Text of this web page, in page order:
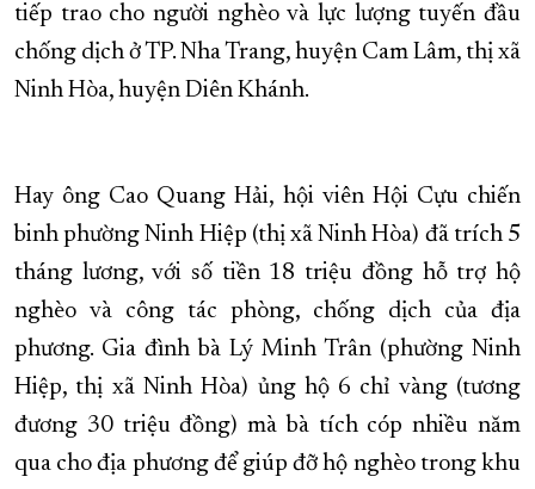
tiếp trao cho người nghèo và lực lượng tuyến đầu
chống dịch ở TP. Nha Trang, huyện Cam Lâm, thị xã
Ninh Hòa, huyện Diên Khánh.
Hay ông Cao Quang Hải, hội viên Hội Cựu chiến
binh phường Ninh Hiệp (thị xã Ninh Hòa) đã trích 5
tháng lương, với số tiền 18 triệu đồng hỗ trợ hộ
nghèo và công tác phòng, chống dịch của địa
phương. Gia đình bà Lý Minh Trân (phường Ninh
Hiệp, thị xã Ninh Hòa) ủng hộ 6 chỉ vàng (tương
đương 30 triệu đồng) mà bà tích cóp nhiều năm
qua cho địa phương để giúp đỡ hộ nghèo trong khu